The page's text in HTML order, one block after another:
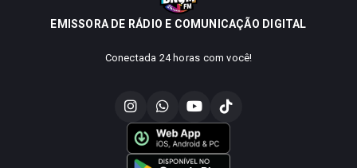
EMISSORA DE RÁDIO E COMUNICAÇÃO DIGITAL
Conectada 24 horas com você!